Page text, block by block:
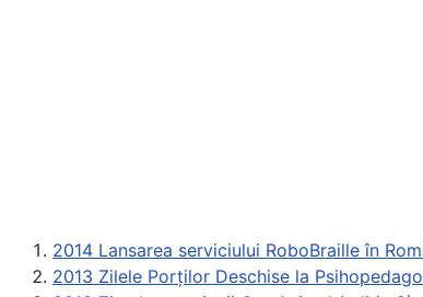
2014 Lansarea serviciului RoboBraille în
2013 Zilele Porţilor Deschise la